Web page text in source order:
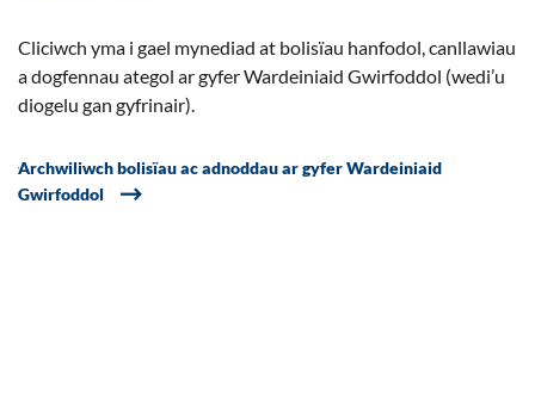
Cliciwch yma i gael mynediad at bolisïau hanfodol, canllawiau
a dogfennau ategol ar gyfer Wardeiniaid Gwirfoddol (wedi’u
diogelu gan gyfrinair).
Archwiliwch bolisïau ac adnoddau ar gyfer Wardeiniaid
Gwirfoddol